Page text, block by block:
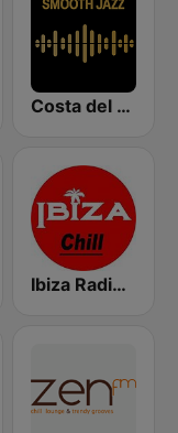
Costa del Mar Smooth Sax
Ibiza Radios - Chill